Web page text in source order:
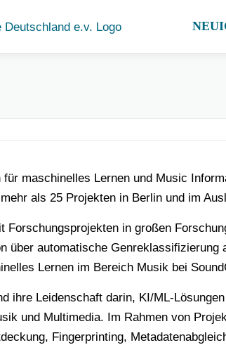
maschinelles Lernen und Music
als 25 Projekten in Berlin und im
Forschungsprojekten in großen
über automatische
Lernen im Bereich Musik bei
ihre Leidenschaft darin, KI/ML-
und Multimedia. Im Rahmen von
Fingerprinting,